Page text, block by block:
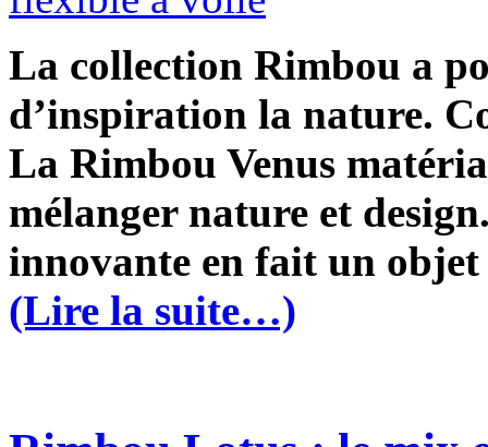
La collection Rimbou a
d’inspiration la nature.
La Rimbou Venus
mélanger nature et
innovante en fait un
(Lire la suite…)